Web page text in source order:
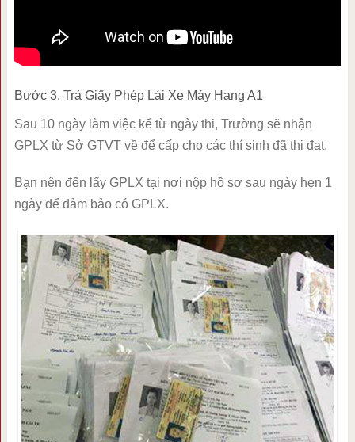
Bước 3. Trả Giấy Phép Lái Xe Máy Hạng A1
Sau 10 ngày làm việc kể từ ngày thi, Trường sẽ nhận
GPLX từ Sở GTVT về để cấp cho các thí sinh đã thi đạt.
Bạn nên đến lấy GPLX tại nơi nộp hồ sơ sau ngày hẹn 1
ngày để đảm bảo có GPLX.